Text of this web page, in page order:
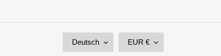
S Deutsch WEUR €